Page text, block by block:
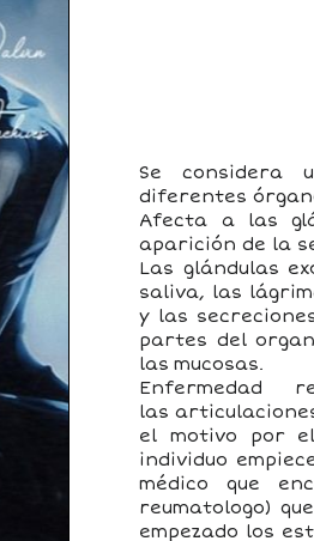
Se considera
diferentes
Afecta a las
aparición de la
Las glándulas
saliva, las
y las
partes del
las mucosas.
Enfermedad
las
el motivo por
individuo
médico que
reumatologo)
empezado los